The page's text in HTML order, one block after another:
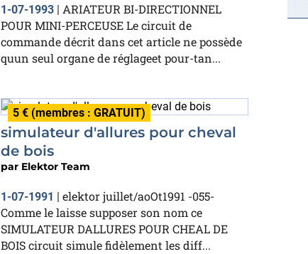
1-07-1993 | ARIATEUR BI-DIRECTIONNEL
POUR MINI-PERCEUSE Le circuit de
commande décrit dans cet article ne possède
quun seul organe de réglageet pour-tan...
5 € (membres : GRATUIT)
simulateur d'allures pour cheval
de bois
par Elektor Team
1-07-1991
elektor juillet/aoOt1991 -055-
Comme le laisse supposer son nom ce
SIMULATEUR DALLURES POUR CHEAL DE
BOIS circuit simule fidèlement les diff...